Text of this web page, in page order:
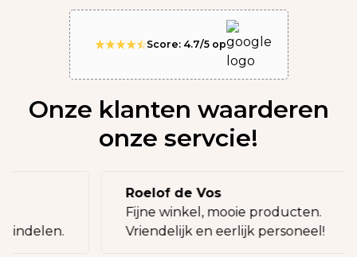
Score: 4.7/5 op
Onze klanten waarderen
onze servcie!
indelen.
Roelof de Vos
Fijne winkel, mooie producten.
Vriendelijk en eerlijk personeel!